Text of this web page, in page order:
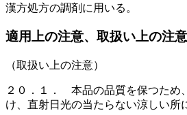
漢方処方の調剤に用いる。
適用上の注意、取扱い上の注意
（取扱い上の注意）
２０．１． 本品の品質を保つため
け、直射日光の当たらない涼しい所